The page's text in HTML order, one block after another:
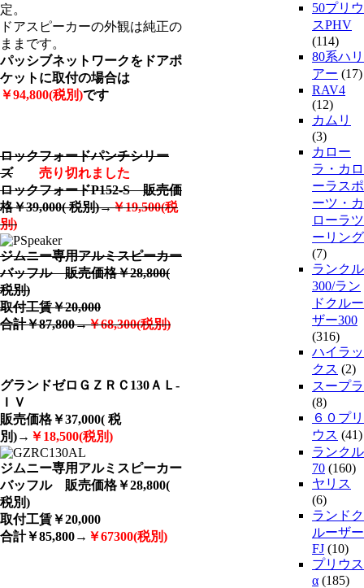
定。
ドアスピーカーの外観は純正の
ままです。
パッシブネットワークをドアポ
ケットに取付の場合は
￥94,800(税別)です
ロックフォードパンチシリー
ズ
売り切れました
ロックフォードP152-S 販売価
格￥39,000( 税別)→￥19,500(税
別)
ジムニー専用アルミスピーカー
バッフル 販売価格￥28,800(
税別)
取付工賃￥20,000
合計￥87,800→￥68,300(税別)
グランドゼロＧＺＲＣ130ＡＬ-
ＩＶ
販売価格￥37,000( 税
別)→ ￥18,500(税別)
ジムニー専用アルミスピーカー
バッフル 販売価格￥28,800(
税別)
取付工賃￥20,000
合計￥85,800→ ￥67300(税別)
50プリウ
スPHV
(114)
80系ハリ
アー (17)
RAV4
(12)
カムリ
(3)
カロー
ラ・カロ
ーラスポ
ーツ・カ
ローラツ
ーリング
(7)
ランクル
300/ラン
ドクルー
ザー300
(316)
ハイラッ
クス (2)
スープラ
(8)
６０プリ
ウス (41)
ランクル
70 (160)
ヤリス
(6)
ランドク
ルーザー
FJ (10)
プリウス
α (185)